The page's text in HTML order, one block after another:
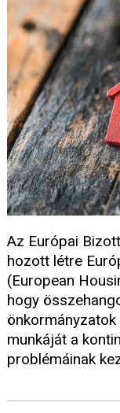
Az Európai
hozott létre
(European
hogy
munkáját a
problémáinak